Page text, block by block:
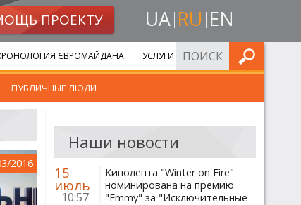
ПРОЕКТУ UA RU EN
ПУБЛИЧНЫЕ ЛЮДИ
ЄВРОМАЙДАНА УСЛУГИ ИСКАТЬ
2016
Наши новости
15
июль
10:57
Кинолента "Winter on Fire"
номинирована на премию
"Emmy" за "Исключительные